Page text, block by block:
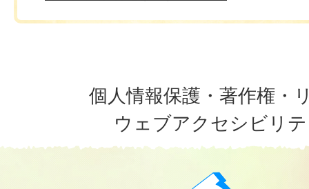
個人情報保護・著作権・
ウェブアクセシビリ